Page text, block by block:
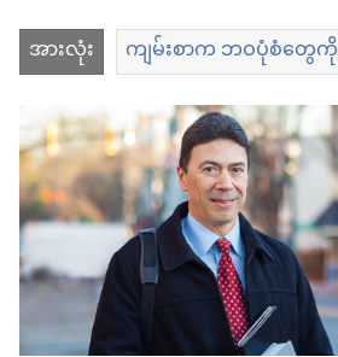
အားလုံး
ကျမ်းစာက ဘဝပုံစံတွေကို